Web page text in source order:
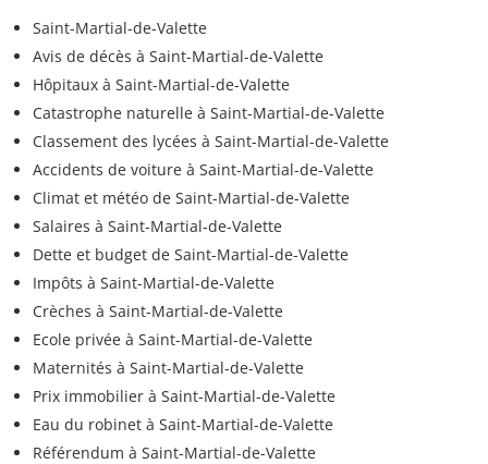
Saint-Martial-de-Valette
Avis de décès à Saint-Martial-de-Valette
Hôpitaux à Saint-Martial-de-Valette
Catastrophe naturelle à Saint-Martial-de-Valette
Classement des lycées à Saint-Martial-de-Valette
Accidents de voiture à Saint-Martial-de-Valette
Climat et météo de Saint-Martial-de-Valette
Salaires à Saint-Martial-de-Valette
Dette et budget de Saint-Martial-de-Valette
Impôts à Saint-Martial-de-Valette
Crèches à Saint-Martial-de-Valette
Ecole privée à Saint-Martial-de-Valette
Maternités à Saint-Martial-de-Valette
Prix immobilier à Saint-Martial-de-Valette
Eau du robinet à Saint-Martial-de-Valette
Référendum à Saint-Martial-de-Valette